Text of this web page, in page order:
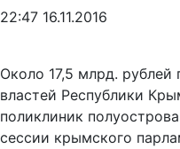
22:47 16.11.2016
Около 17,5 млрд. рублей
властей Республики
поликлиник
сессии крымского